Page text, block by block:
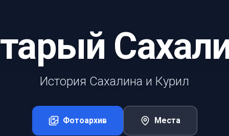
История Сахалина и Курил
Фотоархив Места